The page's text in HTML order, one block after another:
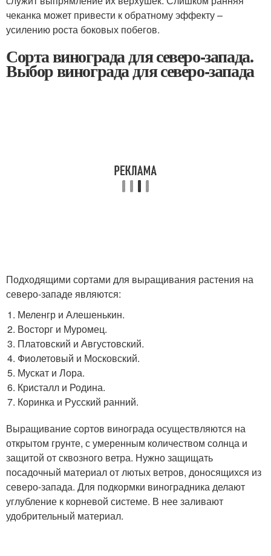
чеканка может привести к обратному эффекту –
усилению роста боковых побегов.
Сорта винограда для северо-запада.
Выбор винограда для северо-запада
Подходящими сортами для выращивания растения на
северо-западе являются:
Меленгр и Алешенькин.
Восторг и Муромец.
Платовский и Августовский.
Фиолетовый и Московский.
Мускат и Лора.
Кристалл и Родина.
Коринка и Русский ранний.
Выращивание сортов винограда осуществляются на
открытом грунте, с умеренным количеством солнца и
защитой от сквозного ветра. Нужно защищать
посадочный материал от лютых ветров, доносящихся из
северо-запада. Для подкормки виноградника делают
углубление к корневой системе. В нее заливают
удобрительный материал.